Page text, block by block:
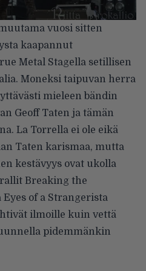
vuosi sitten
kaapannut
Metal Stagella setillisen
Moneksi taipuvan herra
mieleen bändin
Geoff Taten ja tämän
La Torrella ei ole eikä
Taten karismaa, mutta
kestävyys ovat ukolla
Breaking the
of a Strangerista
ilmoille kuin vettä
pidemmänkin